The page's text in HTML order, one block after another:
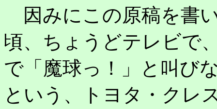
因みにこの原稿を書
頃、ちょうどテレビで
で「魔球っ！」と叫び
という、トヨタ・クレ